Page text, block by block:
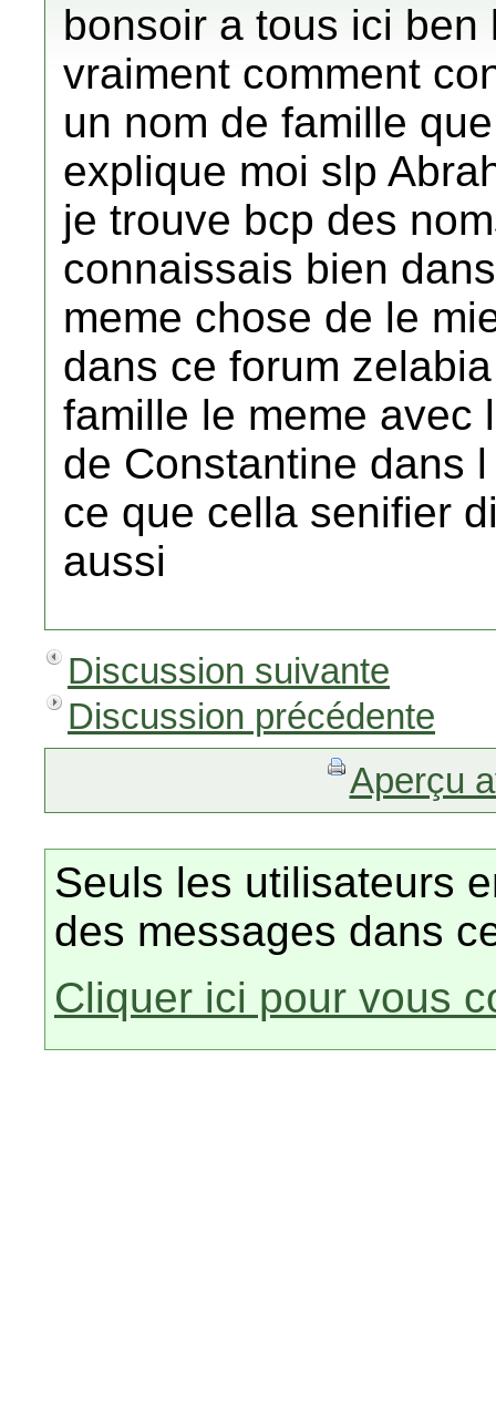
bonsoir a tous ici
vraiment comment
un nom de famille
explique moi slp
je trouve bcp des
connaissais bien
meme chose de le
dans ce forum
famille le meme avec
de Constantine dans
ce que cella senifier
aussi
Discussion suivante
Discussion précédente
Aperçu
Seuls les utilisateurs
des messages dans
Cliquer ici pour vous